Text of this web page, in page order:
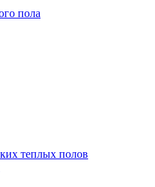
пола
теплых полов